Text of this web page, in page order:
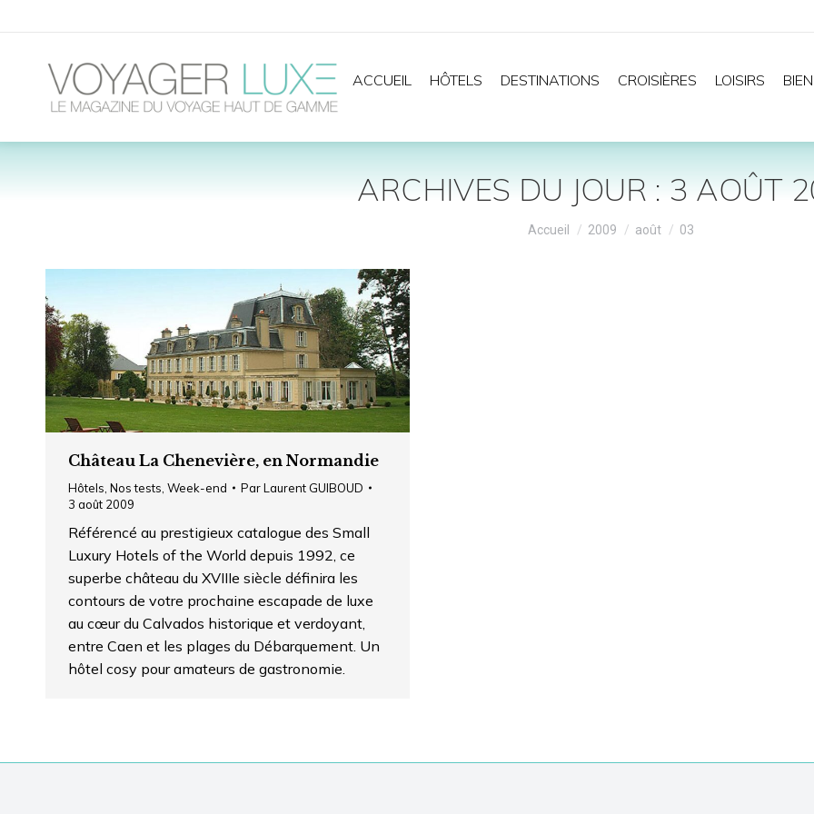
ACCUEIL HÔTELS DESTINATIONS CROISIÈRES LOISIRS
ARCHIVES DU JOUR :3 AOÛT
Vous êtes ici :
Accueil 2009 août 03
Château La Chenevière, en Normandie
Hôtels Nos tests Week-end ParLaurent GUIBOUD
3 août 2009
Référencé au prestigieux catalogue des Small
Luxury Hotels of the World depuis 1992, ce
superbe château du XVIIIe siècle définira les
contours de votre prochaine escapade de luxe
au cœur du Calvados historique et verdoyant,
entre Caen et les plages du Débarquement. Un
hôtel cosy pour amateurs de gastronomie.